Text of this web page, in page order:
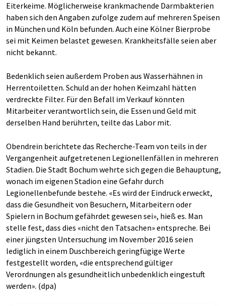
Eiterkeime. Möglicherweise krankmachende Darmbakterien
haben sich den Angaben zufolge zudem auf mehreren Speisen
in München und Köln befunden. Auch eine Kölner Bierprobe
sei mit Keimen belastet gewesen. Krankheitsfälle seien aber
nicht bekannt.
Bedenklich seien außerdem Proben aus Wasserhähnen in
Herrentoiletten. Schuld an der hohen Keimzahl hätten
verdreckte Filter. Für den Befall im Verkauf könnten
Mitarbeiter verantwortlich sein, die Essen und Geld mit
derselben Hand berührten, teilte das Labor mit.
Obendrein berichtete das Recherche-Team von teils in der
Vergangenheit aufgetretenen Legionellenfällen in mehreren
Stadien. Die Stadt Bochum wehrte sich gegen die Behauptung,
wonach im eigenen Stadion eine Gefahr durch
Legionellenbefunde bestehe. «Es wird der Eindruck erweckt,
dass die Gesundheit von Besuchern, Mitarbeitern oder
Spielern in Bochum gefährdet gewesen sei», hieß es. Man
stelle fest, dass dies «nicht den Tatsachen» entspreche. Bei
einer jüngsten Untersuchung im November 2016 seien
lediglich in einem Duschbereich geringfügige Werte
festgestellt worden, «die entsprechend gültiger
Verordnungen als gesundheitlich unbedenklich eingestuft
werden». (dpa)